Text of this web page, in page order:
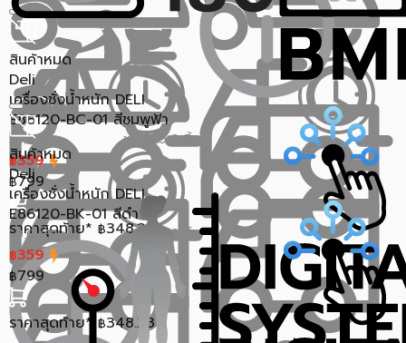
สินค้าหมด
Deli
เครื่องชั่งน้ำหนัก DELI
E86120-BC-01 สีชมพูฟ้า
0.0 (0) ขายแล้ว 2 ชิ้น
฿359
฿799
ราคาสุดท้าย* ฿348.23
สินค้าหมด
Deli
เครื่องชั่งน้ำหนัก DELI
E86120-BK-01 สีดำ
0.0 (0) ขายแล้ว 0 ชิ้น
฿359
฿799
ราคาสุดท้าย* ฿348.23